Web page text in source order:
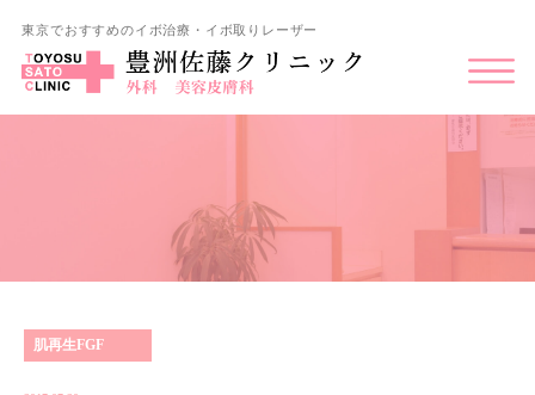
東京でおすすめのイボ治療・イボ取りレーザー
肌再生FGF